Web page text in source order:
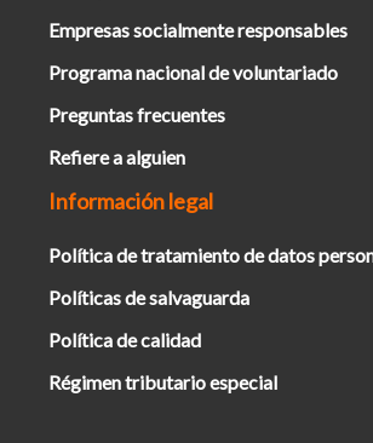
Empresas socialmente responsables
Programa nacional de voluntariado
Preguntas frecuentes
Refiere a alguien
Información legal
Política de tratamiento de datos
Políticas de salvaguarda
Política de calidad
Régimen tributario especial